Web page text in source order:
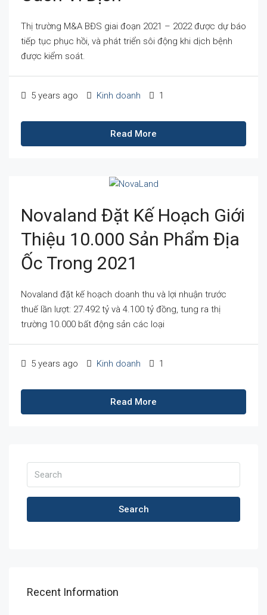
Thị trường M&A BĐS giai đoạn 2021 – 2022 được dự báo
tiếp tục phục hồi, và phát triển sôi động khi dịch bệnh
được kiểm soát.
5 years ago Kinh doanh 1
Read More
Novaland Đặt Kế Hoạch Giới
Thiệu 10.000 Sản Phẩm Địa
Ốc Trong 2021
Novaland đặt kế hoạch doanh thu và lợi nhuận trước
thuế lần lượt: 27.492 tỷ và 4.100 tỷ đồng, tung ra thị
trường 10.000 bất động sản các loại
5 years ago Kinh doanh 1
Read More
Search
Recent Information